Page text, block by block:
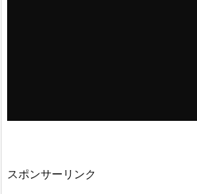
スポンサーリンク